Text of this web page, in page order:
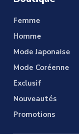
Femme
Homme
Mode Japonaise
Mode Coréenne
Exclusif
Nouveautés
Promotions